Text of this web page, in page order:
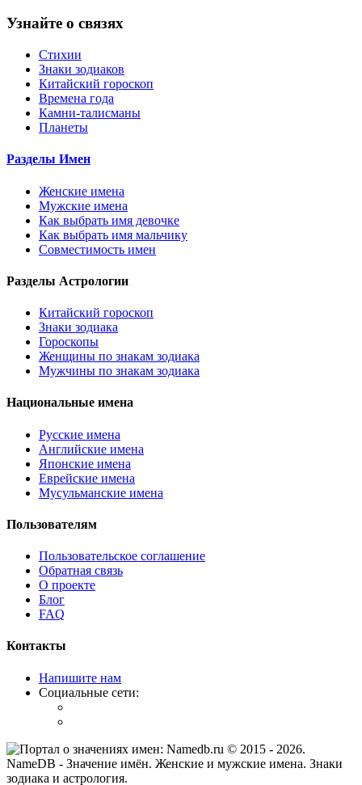
Узнайте о связях
Стихии
Знаки зодиаков
Китайский гороскоп
Времена года
Камни-талисманы
Планеты
Разделы Имен
Женские имена
Мужские имена
Как выбрать имя девочке
Как выбрать имя мальчику
Совместимость имен
Разделы Астрологии
Китайский гороскоп
Знаки зодиака
Гороскопы
Женщины по знакам зодиака
Мужчины по знакам зодиака
Национальные имена
Русские имена
Английские имена
Японские имена
Еврейские имена
Мусульманские имена
Пользователям
Пользовательское соглашение
Обратная связь
О проекте
Блог
FAQ
Контакты
Напишите нам
Социальные сети:
© 2015 - 2026.
NameDB - Значение имён. Женские и мужские имена. Знаки
зодиака и астрология.